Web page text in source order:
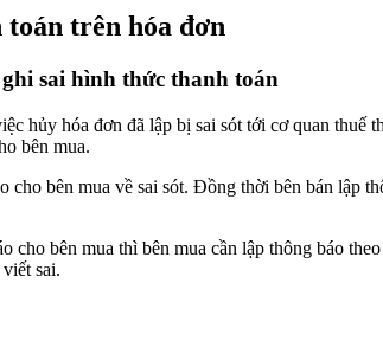
trên hóa đơn
sai hình thức thanh toán
hủy hóa đơn đã lập bị sai sót tới cơ quan
bên mua.
cho bên mua về sai sót. Đồng thời bên bán lập
bên mua thì bên mua cần lập thông báo
sai.